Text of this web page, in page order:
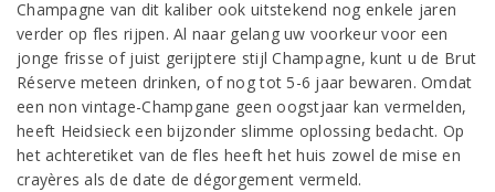
Champagne van dit kaliber ook uitstekend nog enkele jaren
verder op fles rijpen. Al naar gelang uw voorkeur voor een
jonge frisse of juist gerijptere stijl Champagne, kunt u de Brut
Réserve meteen drinken, of nog tot 5-6 jaar bewaren. Omdat
een non vintage-Champgane geen oogstjaar kan vermelden,
heeft Heidsieck een bijzonder slimme oplossing bedacht. Op
het achteretiket van de fles heeft het huis zowel de mise en
crayères als de date de dégorgement vermeld.